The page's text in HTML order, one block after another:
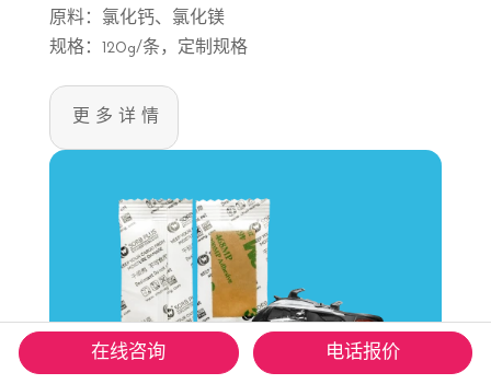
原料：氯化钙、氯化镁
规格：120g/条，定制规格
更多详情
在线咨询 电话报价